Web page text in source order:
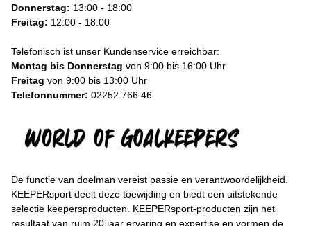
Donnerstag: 13:00 - 18:00
Freitag: 12:00 - 18:00
Telefonisch ist unser Kundenservice erreichbar:
Montag bis Donnerstag von 9:00 bis 16:00 Uhr
Freitag von 9:00 bis 13:00 Uhr
Telefonnummer: 02252 766 46
De functie van doelman vereist passie en verantwoordelijkheid.
KEEPERsport deelt deze toewijding en biedt een uitstekende
selectie keepersproducten. KEEPERsport-producten zijn het
resultaat van ruim 20 jaar ervaring en expertise en vormen de